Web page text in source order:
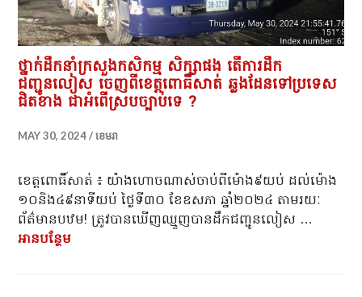
ថ្នាក់ដឹកនាំក្រសួងកសិកម្ម សិក្សាផង តើការដឹក
ជញ្ជូនលៀស ចេញពីខេត្តពោធិ៍សាត់ ឆ្លងដែនទៅប្រទេស
ជិតខាង ជាអំពើស្របច្បាប់ទេ ?
MAY 30, 2024 ខេមរា
ខេត្តពោធិ៍សាត់ ៖ យ៉ាងហោចណាស់ចាប់ពីម៉ោង៩យប់ ដល់ម៉ោង
១០និង៤៩នាទីយប់ ថ្ងៃទី៣០ ខែឧសភា ឆ្នាំ២០២៤ តាមរយៈ
ព័ត៌មានបឋម! ត្រូវបានឃើញឈ្មួញបានដឹកជញ្ជូនលៀស …
អាន​បន្ថែម